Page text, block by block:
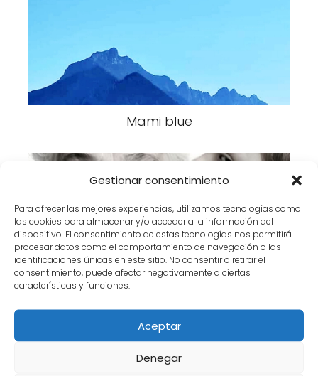
Gestionar consentimiento
Para ofrecer las mejores experiencias, utilizamos tecnologías como
las cookies para almacenar y/o acceder a la información del
dispositivo. El consentimiento de estas tecnologías nos permitirá
procesar datos como el comportamiento de navegación o las
identificaciones únicas en este sitio. No consentir o retirar el
consentimiento, puede afectar negativamente a ciertas
características y funciones.
Aceptar
Denegar
Mami blue
Perlas de la consulta: " el cuerpo